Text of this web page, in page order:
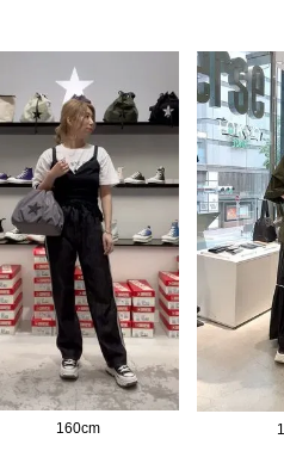
160cm